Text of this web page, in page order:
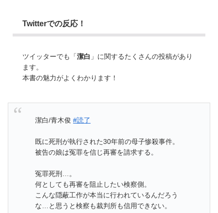
Twitterでの反応！
ツイッターでも「潔白 」に関するたくさんの投稿があり
ます。
本書の魅力がよくわかります！
潔白/青木俊#読了
既に死刑が執行された30年前の母子惨殺事件。
被告の娘は冤罪を信じ再審を請求する。
冤罪死刑…。
何としても再審を阻止したい検察側。
こんな隠蔽工作が本当に行われているんだろう
な…と思うと検察も裁判所も信用できない。